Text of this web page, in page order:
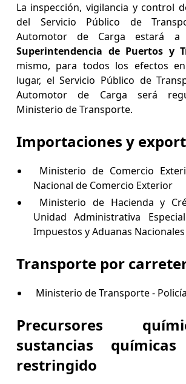
La inspección, vigilancia y control
del Servicio Público de
Automotor de Carga estará
Superintendencia de Puertos y
mismo, para todos los efectos
lugar, el Servicio Público de
Automotor de Carga será
Ministerio de Transporte.
Importaciones y
Ministerio de Comercio
Nacional de Comercio Exterior
Ministerio de Hacienda y
Unidad Administrativa
Impuestos y Aduanas Nacionales
Transporte por
Ministerio de Transporte -
Precursores
sustancias
restringido